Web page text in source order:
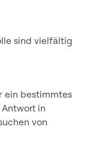
sind vielfältig
ein bestimmtes
in
von